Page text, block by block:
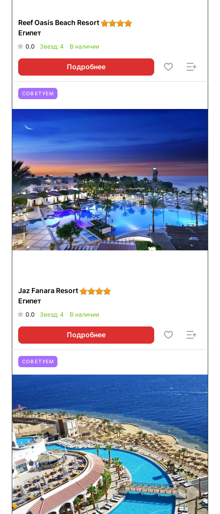
Reef Oasis Beach Resort
Египет
0.0 Звезд: 4 В наличии
Подробнее
СОВЕТУЕМ
Jaz Fanara Resort
Египет
0.0 Звезд: 4 В наличии
Подробнее
СОВЕТУЕМ